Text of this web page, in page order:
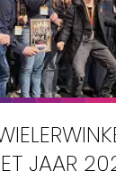
JAAR